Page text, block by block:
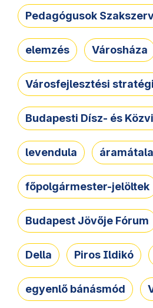
Pedagógusok
elemzés Városháza
Városfejlesztési
Budapesti Dísz- és
levendula
főpolgármester-jelöltek
Budapest Jövője Fórum
Della Piros Ildikó
egyenlő bánásmód